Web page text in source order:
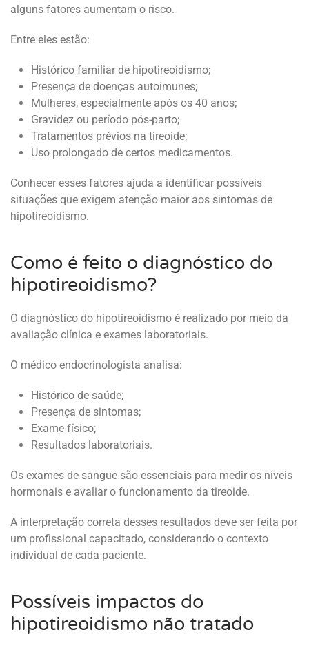
alguns fatores aumentam o risco.
Entre eles estão:
Histórico familiar de hipotireoidismo;
Presença de doenças autoimunes;
Mulheres, especialmente após os 40 anos;
Gravidez ou período pós-parto;
Tratamentos prévios na tireoide;
Uso prolongado de certos medicamentos.
Conhecer esses fatores ajuda a identificar possíveis
situações que exigem atenção maior aos sintomas de
hipotireoidismo.
Como é feito o diagnóstico do
hipotireoidismo?
O diagnóstico do hipotireoidismo é realizado por meio da
avaliação clínica e exames laboratoriais.
O médico endocrinologista analisa:
Histórico de saúde;
Presença de sintomas;
Exame físico;
Resultados laboratoriais.
Os exames de sangue são essenciais para medir os níveis
hormonais e avaliar o funcionamento da tireoide.
A interpretação correta desses resultados deve ser feita por
um profissional capacitado, considerando o contexto
individual de cada paciente.
Possíveis impactos do
hipotireoidismo não tratado